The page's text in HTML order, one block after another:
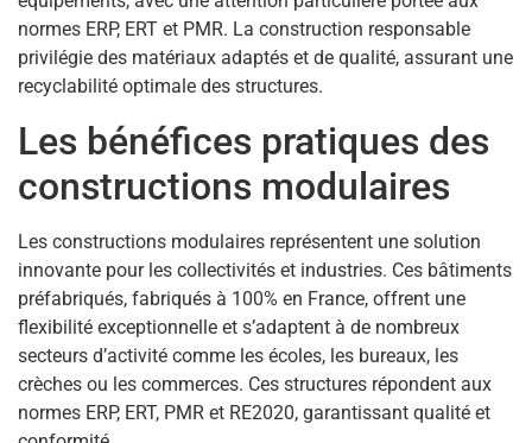
normes ERP, ERT et PMR. La construction responsable
privilégie des matériaux adaptés et de qualité, assurant une
recyclabilité optimale des structures.
Les bénéfices pratiques des
constructions modulaires
Les constructions modulaires représentent une solution
innovante pour les collectivités et industries. Ces bâtiments
préfabriqués, fabriqués à 100% en France, offrent une
flexibilité exceptionnelle et s’adaptent à de nombreux
secteurs d’activité comme les écoles, les bureaux, les
crèches ou les commerces. Ces structures répondent aux
normes ERP, ERT, PMR et RE2020, garantissant qualité et